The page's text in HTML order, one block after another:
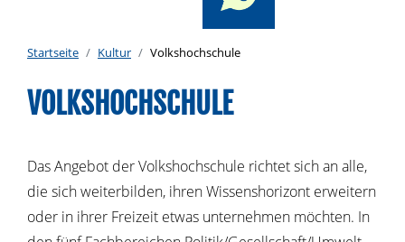
Startseite Kultur Volkshochschule
VOLKSHOCHSCHULE
Das Angebot der Volkshochschule richtet sich an alle,
die sich weiterbilden, ihren Wissenshorizont erweitern
oder in ihrer Freizeit etwas unternehmen möchten. In